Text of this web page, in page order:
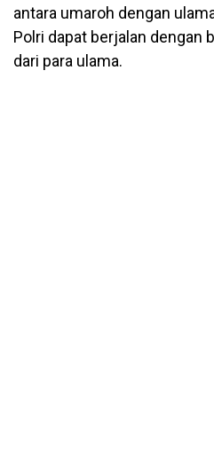
antara umaroh dengan
Polri dapat berjalan dengan
dari para ulama.